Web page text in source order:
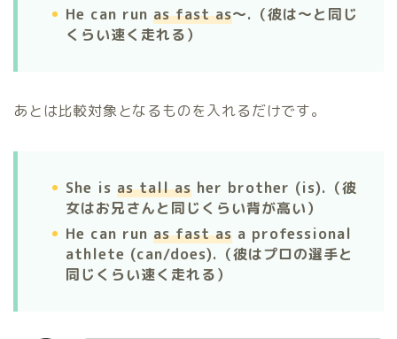
He can run as fast as〜.（彼は〜と同じ
くらい速く走れる）
あとは比較対象となるものを入れるだけです。
She is as tall as her brother (is).（彼
女はお兄さんと同じくらい背が高い）
He can run as fast as a professional
athlete (can/does).（彼はプロの選手と
同じくらい速く走れる）